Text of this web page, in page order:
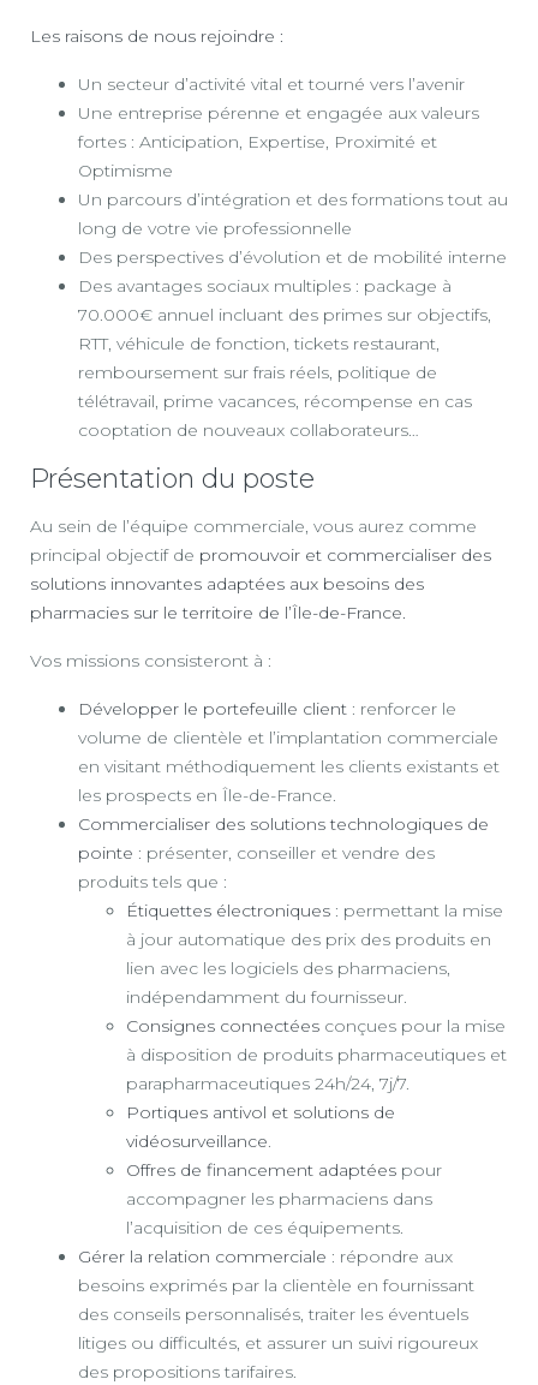
Les raisons de nous rejoindre :
Un secteur d’activité vital et tourné vers l’avenir
Une entreprise pérenne et engagée aux valeurs
fortes : Anticipation, Expertise, Proximité et
Optimisme
Un parcours d’intégration et des formations tout au
long de votre vie professionnelle
Des perspectives d’évolution et de mobilité interne
Des avantages sociaux multiples : package à
70.000€ annuel incluant des primes sur objectifs,
RTT, véhicule de fonction, tickets restaurant,
remboursement sur frais réels, politique de
télétravail, prime vacances, récompense en cas
cooptation de nouveaux collaborateurs…
Présentation du poste
Au sein de l’équipe commerciale, vous aurez comme
principal objectif de promouvoir et commercialiser des
solutions innovantes adaptées aux besoins des
pharmacies sur le territoire de l’Île-de-France.
Vos missions consisteront à :
Développer le portefeuille client : renforcer le
volume de clientèle et l’implantation commerciale
en visitant méthodiquement les clients existants et
les prospects en Île-de-France.
Commercialiser des solutions technologiques de
pointe : présenter, conseiller et vendre des
produits tels que :
Étiquettes électroniques : permettant la mise
à jour automatique des prix des produits en
lien avec les logiciels des pharmaciens,
indépendamment du fournisseur.
Consignes connectées conçues pour la mise
à disposition de produits pharmaceutiques et
parapharmaceutiques 24h/24, 7j/7.
Portiques antivol et solutions de
vidéosurveillance.
Offres de financement adaptées pour
accompagner les pharmaciens dans
l’acquisition de ces équipements.
Gérer la relation commerciale : répondre aux
besoins exprimés par la clientèle en fournissant
des conseils personnalisés, traiter les éventuels
litiges ou difficultés, et assurer un suivi rigoureux
des propositions tarifaires.